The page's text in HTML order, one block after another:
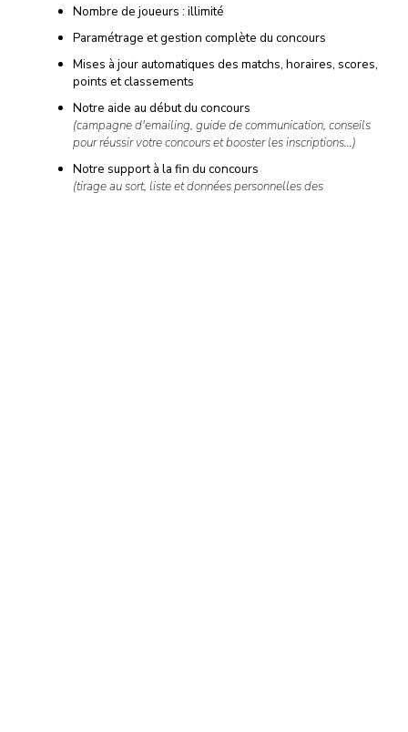
Nombre de joueurs : illimité
Paramétrage et gestion complète du concours
Mises à jour automatiques des matchs, horaires, scores,
points et classements
Notre aide au début du concours
(campagne d'emailing, guide de communication, conseils
pour réussir votre concours et booster les inscriptions…)
Notre support à la fin du concours
(tirage au sort, liste et données personnelles des